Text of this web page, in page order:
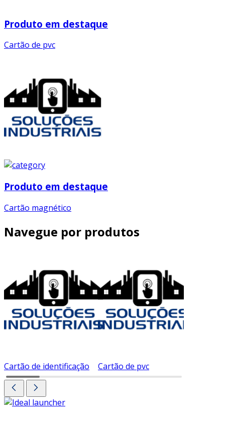
Produto em destaque
Cartão de pvc
Produto em destaque
Cartão magnético
Navegue por produtos
Cartão de identificação Cartão de pvc